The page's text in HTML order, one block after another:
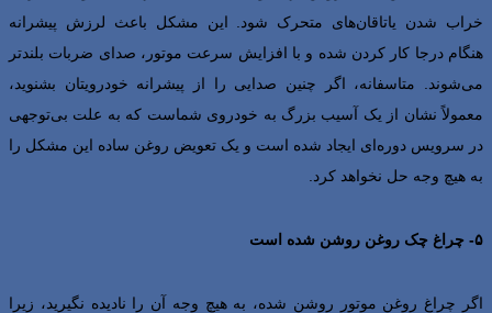
خراب شدن یاتاقان‌های متحرک شود. این مشکل باعث لرزش پیشرانه
هنگام درجا کار کردن شده و با افزایش سرعت موتور، صدای ضربات بلندتر
می‌شوند. متاسفانه، اگر چنین صدایی را از پیشرانه خودرویتان بشنوید،
معمولاً نشان از یک آسیب بزرگ به خودروی شماست که به علت بی‌توجهی
در سرویس دوره‌ای ایجاد شده است و یک تعویض روغن ساده این مشکل را
به هیچ وجه حل نخواهد کرد.
۵- چراغ چک روغن روشن شده است
اگر چراغ روغن موتور روشن شده، به هیچ وجه آن را نادیده نگیرید، زیرا